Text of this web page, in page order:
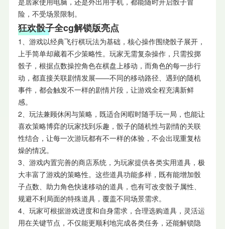
险，不受场景限制。
狂欢骰子全cg解锁版亮点
1、游戏以经典飞行棋玩法为基础，核心操作围绕骰子展开，
上手简单却藏着不少策略性。玩家无需复杂操作，只需投掷
骰子，根据点数操控角色在棋盘上移动，而角色的每一步行
动，都直接关联剧情发展——不同的移动路径、遇到的随机
事件，都会触发不一样的剧情片段，让游戏全程充满新鲜
感。
2、玩法兼顾休闲与策略，既适合闲暇时随手玩一局，也能让
喜欢策略博弈的玩家找到乐趣，骰子的随机性与剧情的关联
性结合，让每一次游玩都有不一样的体验，不会出现重复枯
燥的情况。
3、游戏内置完善的商店系统，为玩家提供各类实用道具，极
大丰富了游戏的策略性。这些道具功能多样，既有能增加骰
子点数、助力角色快速移动的道具，也有可改变骰子属性、
规避不利局面的特殊道具，覆盖不同场景需求。
4、玩家可根据游戏进度和自身需求，合理选购道具，灵活运
用在关键节点，不仅能更顺利地完成各类任务，还能解锁隐